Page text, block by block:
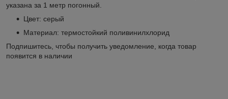
указана за 1 метр погонный.
Цвет: серый
Материал: термостойкий поливинилхлорид
Подпишитесь, чтобы получить уведомление, когда товар
появится в наличии